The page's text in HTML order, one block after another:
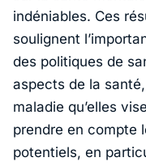
indéniables. Ces
soulignent
des politiques de
aspects de la
maladie qu’elles
prendre en compte
potentiels, en